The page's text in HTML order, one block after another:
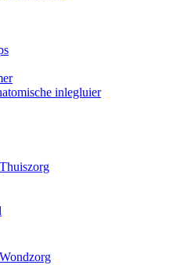
inlegluier
Thuiszorg
Wondzorg